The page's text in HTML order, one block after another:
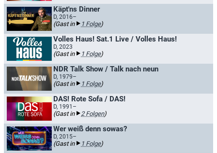
Käpt'ns Dinner
D, 2016–
(Gast in 1 Folge)
Volles Haus! Sat.1 Live / Volles Haus!
D, 2023
(Gast in 1 Folge)
NDR Talk Show / Talk nach neun
D, 1979–
(Gast in 1 Folge)
DAS! Rote Sofa / DAS!
D, 1991–
(Gast in 2 Folgen)
Wer weiß denn sowas?
D, 2015–
(Gast in 1 Folge)